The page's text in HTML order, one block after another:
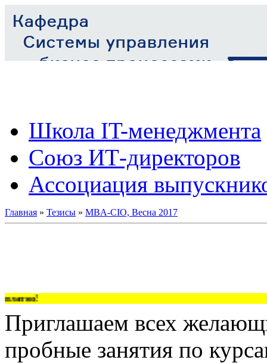
Школа IT-менеджмента
Союз ИТ-директоров
Ассоциация
Главная » Тезисы » MBA-CIO, Весна 2017
Приглашаем всех
пробные занятия по